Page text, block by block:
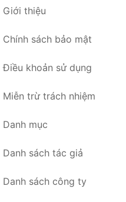
Giới thiệu
Chính sách bảo mật
Điều khoản sử dụng
Miễn trừ trách nhiệm
Danh mục
Danh sách tác giả
Danh sách công ty